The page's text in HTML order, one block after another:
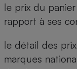
le prix du
rapport à ses
le détail des
marques